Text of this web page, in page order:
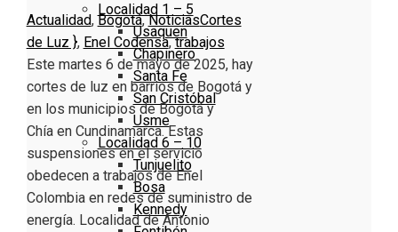
Localidad 1 – 5
Usaquen
Chapinero
Santa Fe
San Cristóbal
Usme
Localidad 6 – 10
Tunjuelito
Bosa
Kennedy
Actualidad,Bogotá,NoticiasCortes
de Luz }, Enel Codensa,trabajos
Este martes 6 de mayo de 2025, hay
cortes de luz en barrios de Bogotá y
en los municipios de Bogotá y
Chía en Cundinamarca. Estas
suspensiones en el servicio
obedecen a trabajos de Enel
Colombia en redes de suministro de
energía. Localidad de Antonio